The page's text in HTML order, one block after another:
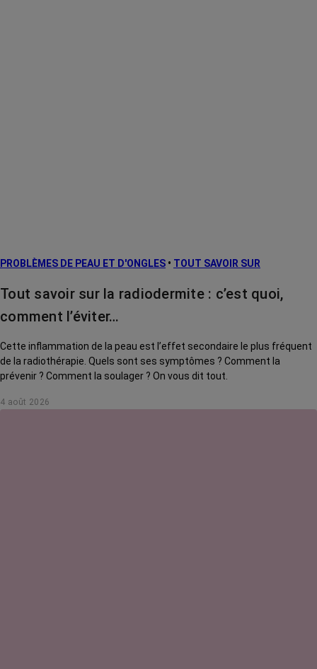
PROBLÈMES DE PEAU ET D'ONGLES • TOUT SAVOIR SUR
Tout savoir sur la radiodermite : c’est quoi,
comment l’éviter…
Cette inflammation de la peau est l’effet secondaire le plus fréquent
de la radiothérapie. Quels sont ses symptômes ? Comment la
prévenir ? Comment la soulager ? On vous dit tout.
4 août 2026